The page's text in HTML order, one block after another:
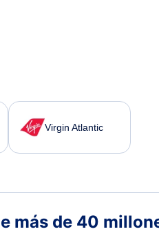
Virgin Atlantic
más de 40